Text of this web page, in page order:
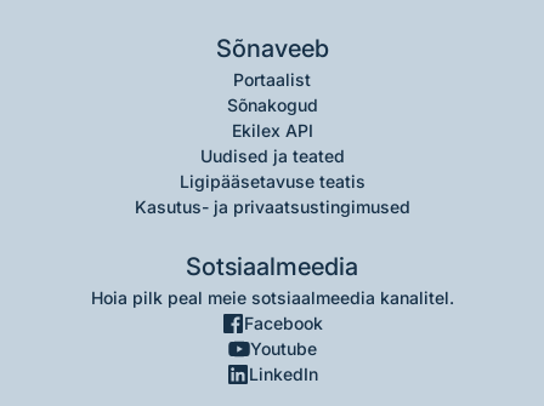
Sõnaveeb
Portaalist
Sõnakogud
Ekilex API
Uudised ja teated
Ligipääsetavuse teatis
Kasutus- ja privaatsustingimused
Sotsiaalmeedia
Hoia pilk peal meie sotsiaalmeedia kanalitel.
Facebook
Youtube
LinkedIn